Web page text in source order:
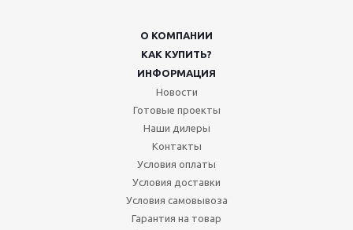
О КОМПАНИИ
КАК КУПИТЬ?
ИНФОРМАЦИЯ
Новости
Готовые проекты
Наши дилеры
Контакты
Условия оплаты
Условия доставки
Условия самовывоза
Гарантия на товар